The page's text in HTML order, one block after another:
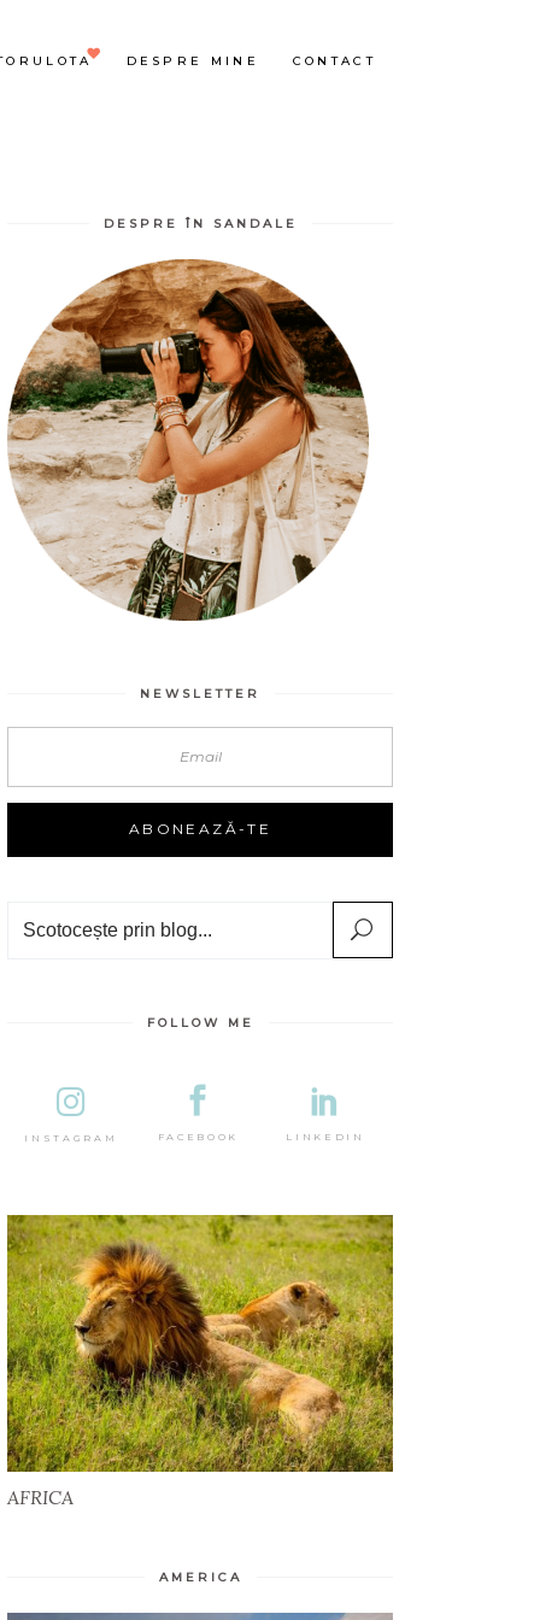
DESPRE MINE CONTACT
DESPRE ÎN SANDALE
NEWSLETTER
Search
FOLLOW ME
INSTAGRAM FACEBOOK LINKEDIN
AFRICA
AMERICA